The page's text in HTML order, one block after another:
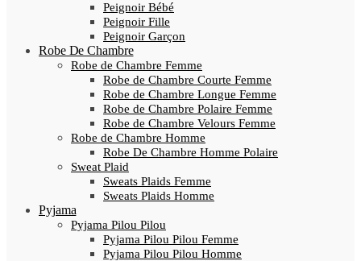
Peignoir Bébé
Peignoir Fille
Peignoir Garçon
Robe De Chambre
Robe de Chambre Femme
Robe de Chambre Courte Femme
Robe de Chambre Longue Femme
Robe de Chambre Polaire Femme
Robe de Chambre Velours Femme
Robe de Chambre Homme
Robe De Chambre Homme Polaire
Sweat Plaid
Sweats Plaids Femme
Sweats Plaids Homme
Pyjama
Pyjama Pilou Pilou
Pyjama Pilou Pilou Femme
Pyjama Pilou Pilou Homme